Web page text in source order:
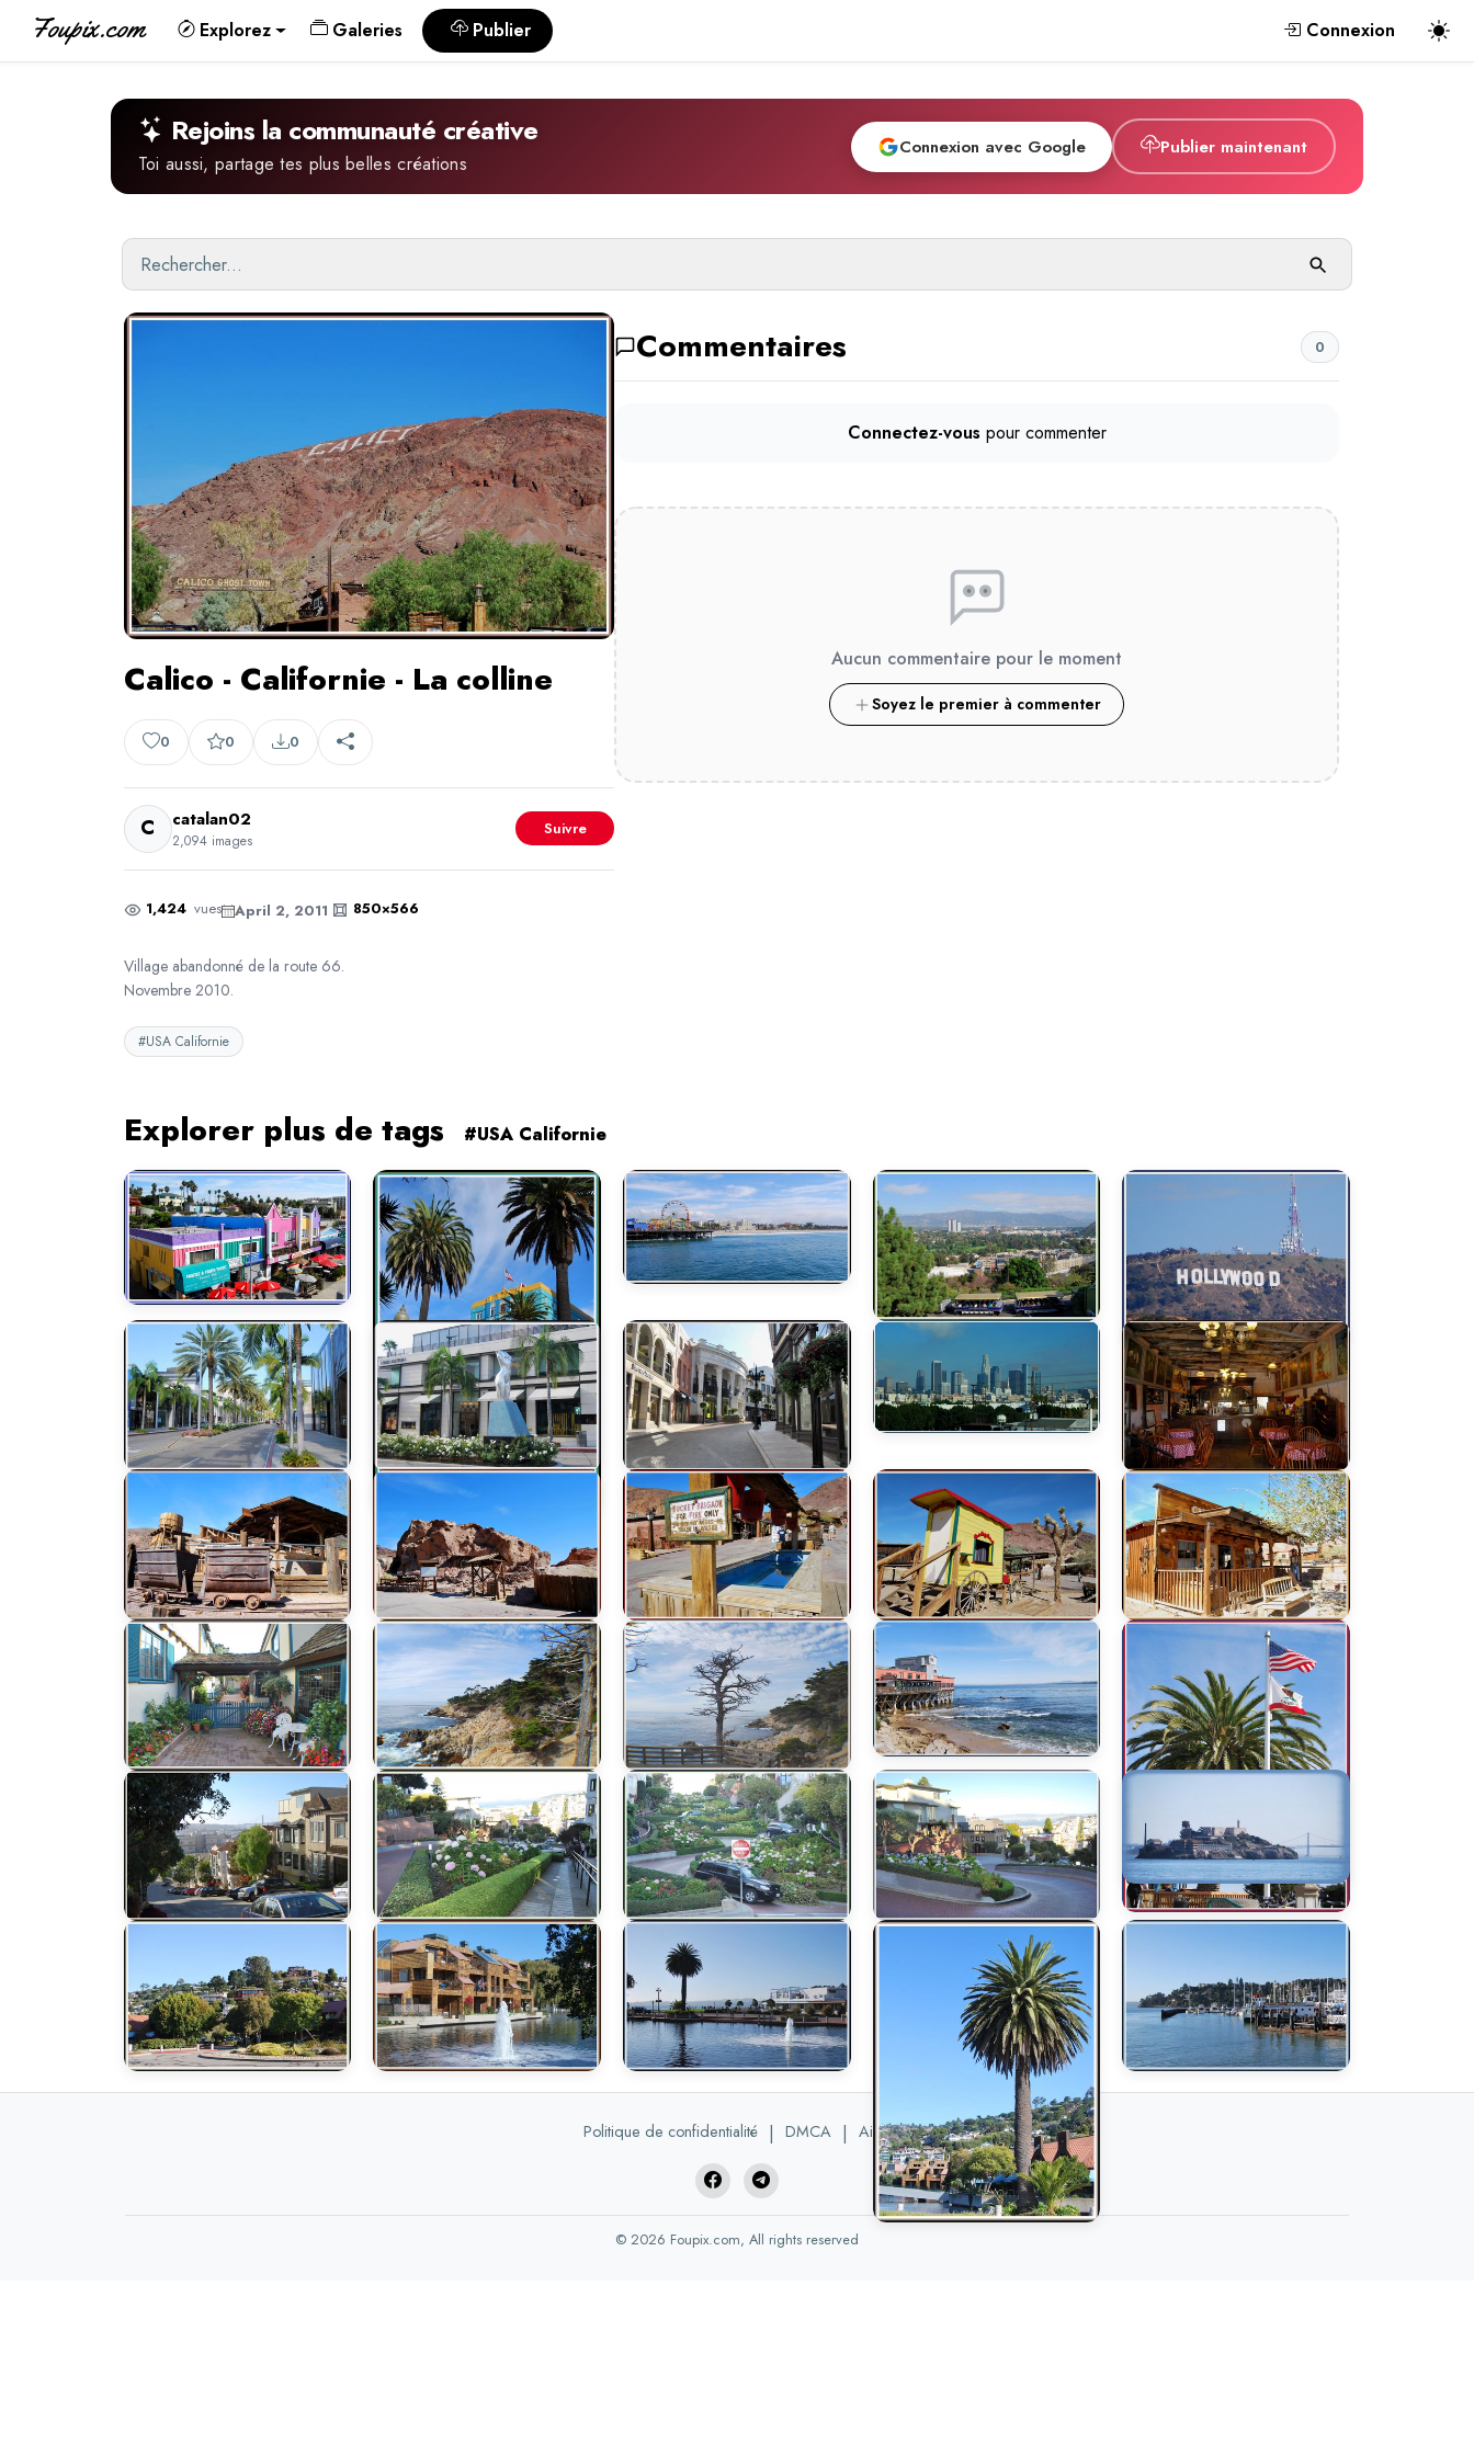
Foupix.com Explorez Galeries Publier Connexion
Rejoins la communauté créative
Toi aussi, partage tes plus belles créations
Connexion avec Google Publier maintenant
Calico - Californie - La colline
0 0 0
C catalan02
2,094 images
Suivre
1,424 vues April 2, 2011 850×566
Village abandonné de la route 66.
Novembre 2010.
#USA Californie
Commentaires 0
Connectez-vous pour commenter
Aucun commentaire pour le moment
Soyez le premier à commenter
Explorer plus de tags #USA Californie
Politique de confidentialité | DMCA | Aide
© 2026 Foupix.com, All rights reserved